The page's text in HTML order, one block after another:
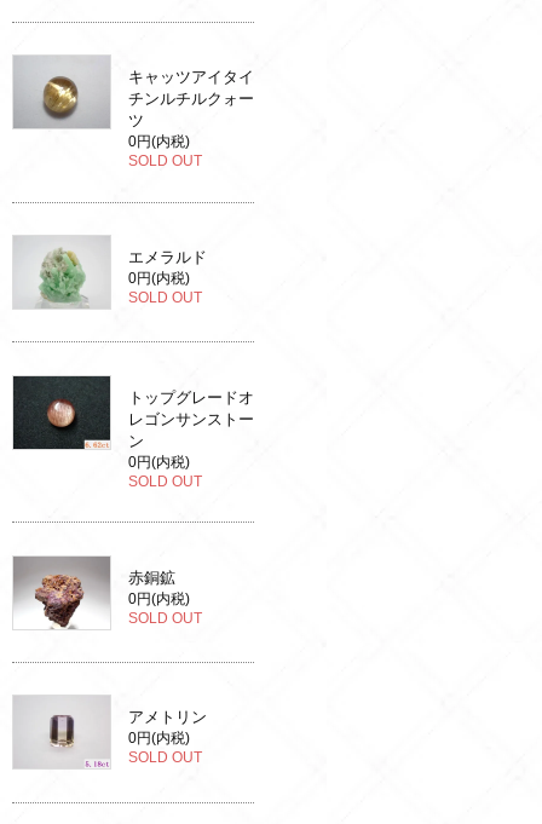
キャッツアイタイ
チンルチルクォー
ツ
0円(内税)
SOLD OUT
エメラルド
0円(内税)
SOLD OUT
トップグレードオ
レゴンサンストー
ン
0円(内税)
SOLD OUT
赤銅鉱
0円(内税)
SOLD OUT
アメトリン
0円(内税)
SOLD OUT